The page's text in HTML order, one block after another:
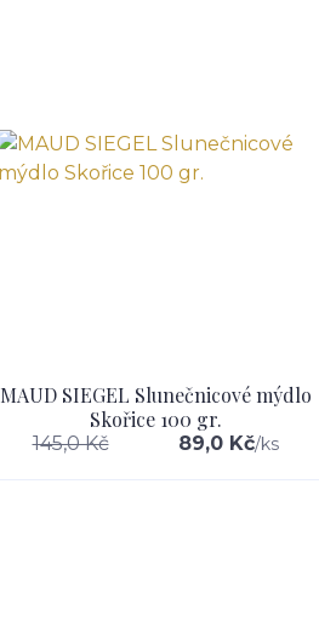
MAUD SIEGEL Slunečnicové mýdlo
Skořice 100 gr.
145,0 Kč 89,0 Kč/ks